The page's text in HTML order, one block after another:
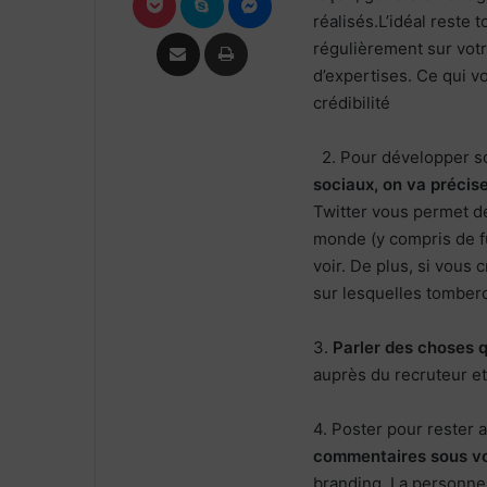
réalisés.L’idéal reste
régulièrement sur
d’expertises. Ce qui
crédibilité
2. Pour développer
sociaux, on va
Twitter vous permet
monde (y compris de
voir. De plus, si vous
sur lesquelles
3. Parler des choses
auprès du recruteur
4. Poster pour rester
commentaires sous
Partager par email Imprimer